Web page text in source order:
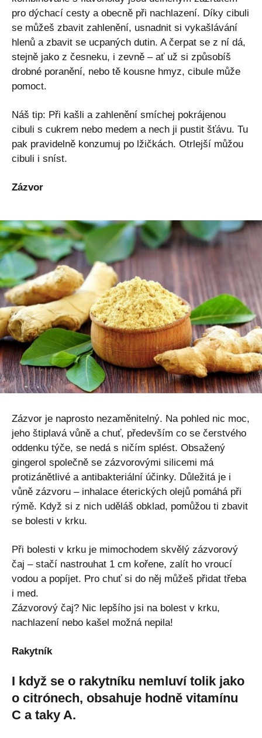
pro dýchací cesty a obecně při nachlazení. Díky cibuli
se můžeš zbavit zahlenění, usnadnit si vykašlávání
hlenů a zbavit se ucpaných dutin. A čerpat se z ní dá,
stejně jako z česneku, i zevně – ať už si způsobíš
drobné poranění, nebo tě kousne hmyz, cibule může
pomoct.
Náš tip: Při kašli a zahlenění smíchej pokrájenou
cibuli s cukrem nebo medem a nech ji pustit šťávu. Tu
pak pravidelně konzumuj po lžičkách. Otrlejší můžou
cibuli i sníst.
Zázvor
Zázvor je naprosto nezaměnitelný. Na pohled nic moc,
jeho štiplavá vůně a chuť, především co se čerstvého
oddenku týče, se nedá s ničím splést. Obsažený
gingerol společně se zázvorovými silicemi má
protizánětlivé a antibakteriální účinky. Důležitá je i
vůně zázvoru – inhalace éterických olejů pomáhá při
rýmě. Když si z nich uděláš obklad, pomůžou ti zbavit
se bolesti v krku.
Při bolesti v krku je mimochodem skvělý zázvorový
čaj – stačí nastrouhat 1 cm kořene, zalít ho vroucí
vodou a popíjet. Pro chuť si do něj můžeš přidat třeba
i med.
Zázvorový čaj? Nic lepšího jsi na bolest v krku,
nachlazení nebo kašel možná nepila!
Rakytník
I když se o rakytníku nemluví tolik jako
o citrónech, obsahuje hodně vitamínu
C a taky A.